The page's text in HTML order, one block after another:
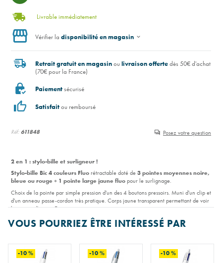
Réf: 611848 Posez votre question
2 en 1 : stylo-bille et surligneur !
Stylo-bille Bic 4 couleurs Fluorétractable doté de3 pointes moyennes noire,
bleue ou rouge + 1 pointe large jaune fluopour le surlignage.
Choix de la pointe par simple pression d'un des 4 boutons pressoirs. Muni d'un clip et
d'un anneau passe-cordon très pratique. Corps jaune transparent permettant de voir
le niveau d'encre. Ecrituremoyenne.
Livrable immédiatement
Vérifier la disponibilité en magasin
Retrait gratuit en magasinoulivraison offertedès 50€ d'achat
(70€ pour la France)
Paiementsécurisé
Satisfaitou remboursé
VOUS POURRIEZ ÊTRE INTÉRESSÉ PAR
-10 % -10 % -10 %